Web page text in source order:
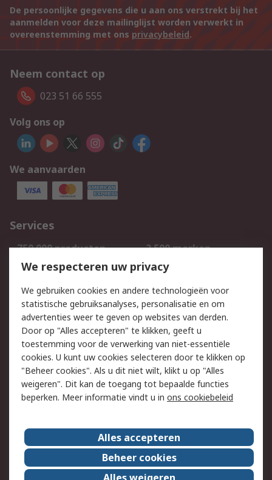
De persoonlijke gegevens die u aan ons verstrekt bij het
aanmelden voor deze mailinglijst worden verwerkt in
overeenstemming met ons privacybeleid.
Neem contact op
023 51 66 555
Volg ons op
We aanvaarden
Services
750.000 producten
2.500 merken
Bestellen
Inkoopoplossingen
Track & Trace
Wettelijk
Cookiebeleid
Email veiligheid
Privacybeleid
Websitevoorwaarden
Algemene
verkoopvoorwaarden
Over RS
RS Group
Over ons
RS wereldwijd
Werken bij RS
We respecteren uw privacy
We gebruiken cookies en andere technologieën voor
statistische gebruiksanalyses, personalisatie en om
advertenties weer te geven op websites van derden.
Door op "Alles accepteren" te klikken, geeft u
toestemming voor de verwerking van niet-essentiële
cookies. U kunt uw cookies selecteren door te klikken op
"Beheer cookies". Als u dit niet wilt, klikt u op "Alles
weigeren". Dit kan de toegang tot bepaalde functies
beperken. Meer informatie vindt u in ons cookiebeleid
Alles accepteren
Beheer cookies